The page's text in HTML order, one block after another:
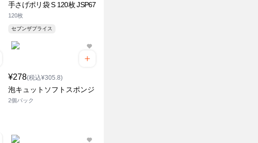
手さげポリ袋 S 120枚 JSP67
120枚
セブンザプライス
¥278(税込¥305.8)
泡キュットソフトスポンジ
2個パック